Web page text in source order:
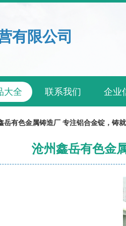
有限公司
大全 联系我们 企业
岳有色金属铸造厂 专注铝合金锭，铸
沧州鑫岳有色金